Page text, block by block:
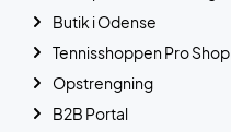
Butik i Odense
Tennisshoppen Pro Shop
Opstrengning
B2B Portal